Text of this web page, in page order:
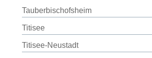
Tauberbischofsheim
Titisee
Titisee-Neustadt